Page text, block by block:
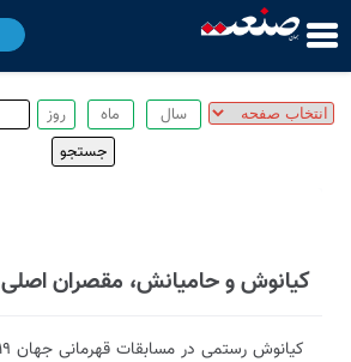
کیانوش و حامیانش، مقصران اصلی